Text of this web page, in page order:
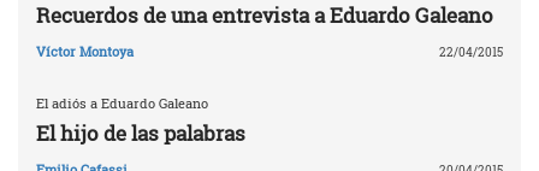
Recuerdos de una entrevista a Eduardo Galeano
Víctor Montoya 22/04/2015
El adiós a Eduardo Galeano
El hijo de las palabras